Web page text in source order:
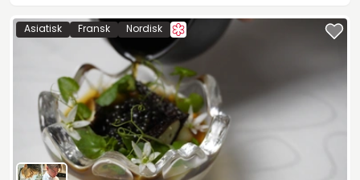
Asiatisk Fransk Nordisk